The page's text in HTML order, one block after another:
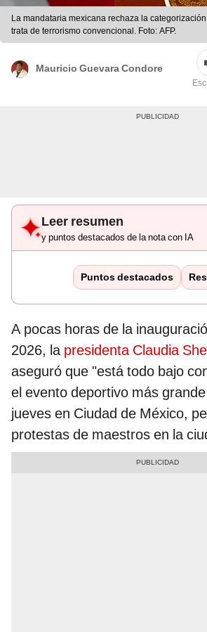
La mandataria mexicana rechaza la
trata de terrorismo convencional. Foto: AFP.
Mauricio Guevara Condore
Leer resumen
y puntos destacados de la nota con IA
Puntos destacados
A pocas horas de la
2026, la presidenta Claudia
aseguró que "está todo bajo
el evento deportivo más
jueves en Ciudad de México,
protestas de maestros en la